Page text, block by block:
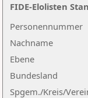
Nachname
Ebene
Personennummer
Bundesland
Spgem./Kreis/
FIDE-Elolisten